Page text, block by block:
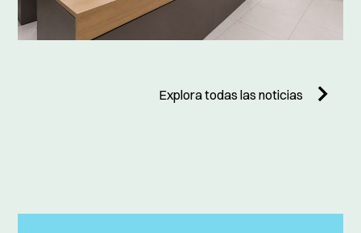
Explora todas las noticias